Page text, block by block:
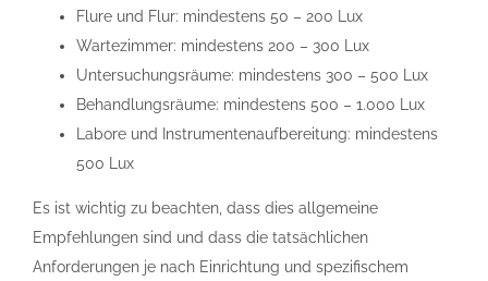
Flure und Flur: mindestens 50 – 200 Lux
Wartezimmer: mindestens 200 – 300 Lux
Untersuchungsräume: mindestens 300 – 500 Lux
Behandlungsräume: mindestens 500 – 1.000 Lux
Labore und Instrumentenaufbereitung: mindestens
500 Lux
Es ist wichtig zu beachten, dass dies allgemeine
Empfehlungen sind und dass die tatsächlichen
Anforderungen je nach Einrichtung und spezifischem